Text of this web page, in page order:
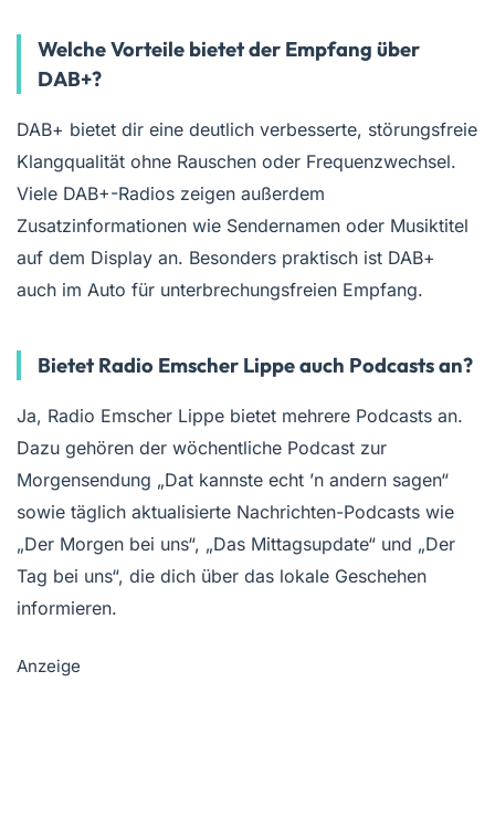
Welche Vorteile bietet der Empfang über
DAB+?
DAB+ bietet dir eine deutlich verbesserte, störungsfreie
Klangqualität ohne Rauschen oder Frequenzwechsel.
Viele DAB+-Radios zeigen außerdem
Zusatzinformationen wie Sendernamen oder Musiktitel
auf dem Display an. Besonders praktisch ist DAB+
auch im Auto für unterbrechungsfreien Empfang.
Bietet Radio Emscher Lippe auch Podcasts an?
Ja, Radio Emscher Lippe bietet mehrere Podcasts an.
Dazu gehören der wöchentliche Podcast zur
Morgensendung „Dat kannste echt ’n andern sagen“
sowie täglich aktualisierte Nachrichten-Podcasts wie
„Der Morgen bei uns“, „Das Mittagsupdate“ und „Der
Tag bei uns“, die dich über das lokale Geschehen
informieren.
Anzeige